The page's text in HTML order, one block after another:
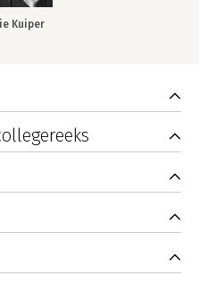
Kuiper